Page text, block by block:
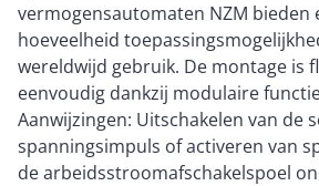
vermogensautomaten NZM bieden
hoeveelheid
wereldwijd gebruik. De montage is
eenvoudig dankzij modulaire
Aanwijzingen: Uitschakelen van de
spanningsimpuls of activeren van
de arbeidsstroomafschakelspoel